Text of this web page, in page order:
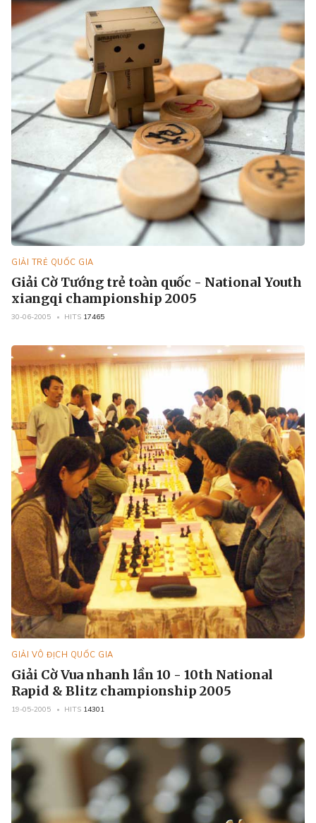
GIẢI TRẺ QUỐC GIA
Giải Cờ Tướng trẻ toàn quốc - National Youth
xiangqi championship 2005
30-06-2005 HITS 17465
GIẢI VÔ ĐỊCH QUỐC GIA
Giải Cờ Vua nhanh lần 10 - 10th National
Rapid & Blitz championship 2005
19-05-2005 HITS 14301